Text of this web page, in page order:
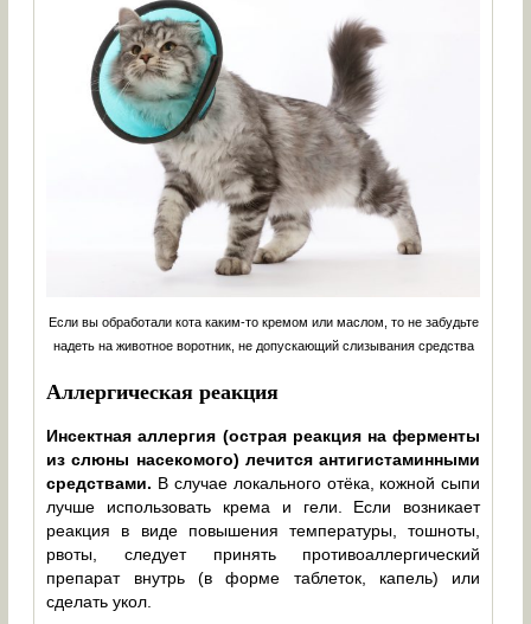
Если вы обработали кота каким-то кремом или маслом, то не забудьте
надеть на животное воротник, не допускающий слизывания средства
Аллергическая реакция
Инсектная аллергия (острая реакция на ферменты
из слюны насекомого) лечится антигистаминными
средствами. В случае локального отёка, кожной сыпи
лучше использовать крема и гели. Если возникает
реакция в виде повышения температуры, тошноты,
рвоты, следует принять противоаллергический
препарат внутрь (в форме таблеток, капель) или
сделать укол.